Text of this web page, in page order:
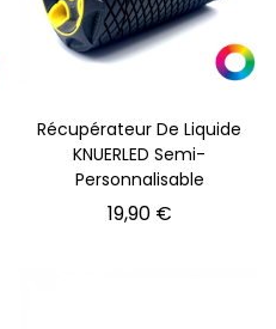
Récupérateur De Liquide
KNUERLED Semi-
Personnalisable
19,90 €Prix